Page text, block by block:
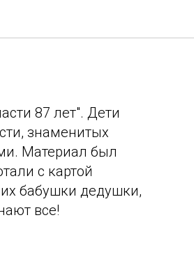
87
87 лет". Дети
знаменитых
Материал был
с картой
бабушки дедушки,
все!